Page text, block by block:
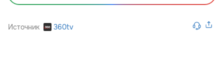
Источник 360tv